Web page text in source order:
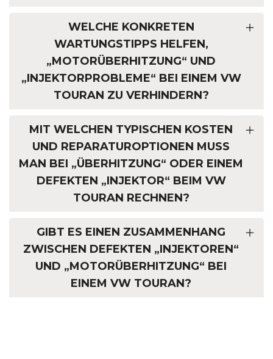
WELCHE KONKRETEN
WARTUNGSTIPPS HELFEN,
„MOTORÜBERHITZUNG“ UND
„INJEKTORPROBLEME“ BEI EINEM VW
TOURAN ZU VERHINDERN?
MIT WELCHEN TYPISCHEN KOSTEN
UND REPARATUROPTIONEN MUSS
MAN BEI „ÜBERHITZUNG“ ODER EINEM
DEFEKTEN „INJEKTOR“ BEIM VW
TOURAN RECHNEN?
GIBT ES EINEN ZUSAMMENHANG
ZWISCHEN DEFEKTEN „INJEKTOREN“
UND „MOTORÜBERHITZUNG“ BEI
EINEM VW TOURAN?